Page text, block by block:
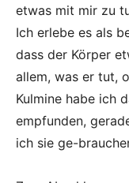
etwas mit mir zu
Ich erlebe es als
dass der Körper
allem, was er tut,
Kulmine habe ich
empfunden,
ich sie ge-